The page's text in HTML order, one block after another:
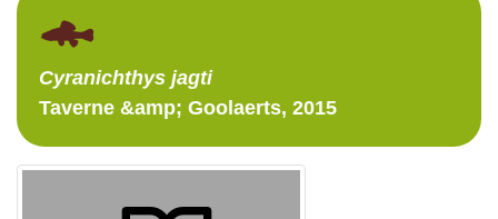
Cyranichthys jagti
Taverne &amp; Goolaerts, 2015